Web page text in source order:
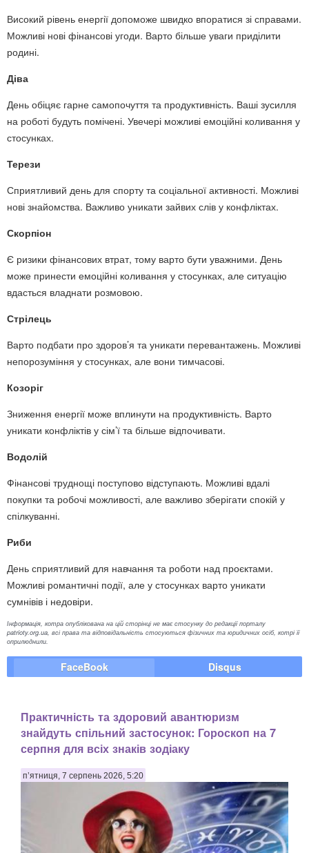
Високий рівень енергії допоможе швидко впоратися зі справами.
Можливі нові фінансові угоди. Варто більше уваги приділити
родині.
Діва
День обіцяє гарне самопочуття та продуктивність. Ваші зусилля
на роботі будуть помічені. Увечері можливі емоційні коливання у
стосунках.
Терези
Сприятливий день для спорту та соціальної активності. Можливі
нові знайомства. Важливо уникати зайвих слів у конфліктах.
Скорпіон
Є ризики фінансових втрат, тому варто бути уважними. День
може принести емоційні коливання у стосунках, але ситуацію
вдасться владнати розмовою.
Стрілець
Варто подбати про здоров’я та уникати перевантажень. Можливі
непорозуміння у стосунках, але вони тимчасові.
Козоріг
Зниження енергії може вплинути на продуктивність. Варто
уникати конфліктів у сім’ї та більше відпочивати.
Водолій
Фінансові труднощі поступово відступають. Можливі вдалі
покупки та робочі можливості, але важливо зберігати спокій у
спілкуванні.
Риби
День сприятливий для навчання та роботи над проєктами.
Можливі романтичні події, але у стосунках варто уникати
сумнівів і недовіри.
Інформація, котра опублікована на цій сторінці не має стосунку до редакції порталу
patrioty.org.ua, всі права та відповідальність стосуються фізичних та юридичних осіб, котрі її
оприлюднили.
FaceBook Disqus
Практичність та здоровий авантюризм
знайдуть спільний застосунок: Гороскоп на 7
серпня для всіх знаків зодіаку
п’ятниця, 7 серпень 2026, 5:20